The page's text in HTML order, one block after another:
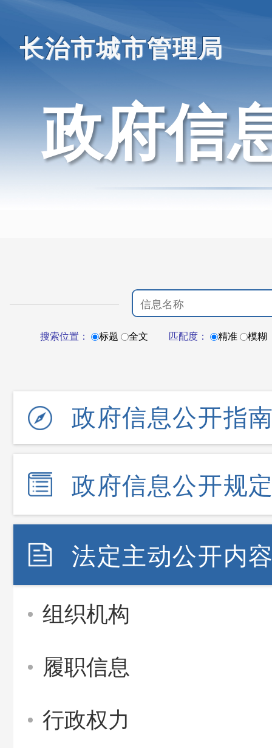
长治市城市管理局
政府信
搜索位置： 标题 全文 匹配度： 精准 模糊
政府信息公开指
政府信息公开规
法定主动公开内
组织机构
履职信息
行政权力